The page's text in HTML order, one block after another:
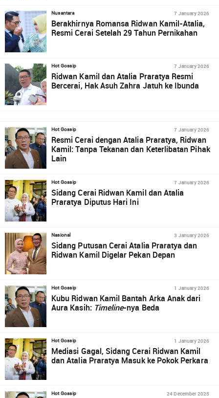
Nusantara 7 January 2026
Berakhirnya Romansa Ridwan Kamil-Atalia,
Resmi Cerai Setelah 29 Tahun Pernikahan
Hot Gossip 7 January 2026
Ridwan Kamil dan Atalia Praratya Resmi
Bercerai, Hak Asuh Zahra Jatuh ke Ibunda
Hot Gossip 7 January 2026
Resmi Cerai dengan Atalia Praratya, Ridwan
Kamil: Tanpa Tekanan dan Keterlibatan Pihak
Lain
Hot Gossip 7 January 2026
Sidang Cerai Ridwan Kamil dan Atalia
Praratya Diputus Hari Ini
Nasional 3 January 2026
Sidang Putusan Cerai Atalia Praratya dan
Ridwan Kamil Digelar Pekan Depan
Hot Gossip 1 January 2026
Kubu Ridwan Kamil Bantah Arka Anak dari
Aura Kasih: Timeline-nya Beda
Hot Gossip 1 January 2026
Mediasi Gagal, Sidang Cerai Ridwan Kamil
dan Atalia Praratya Masuk ke Pokok Perkara
Hot Gossip 24 December 2025